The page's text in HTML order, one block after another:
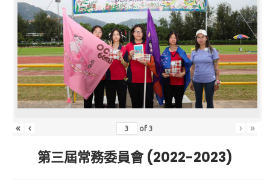
« ‹ of3 › »
第三屆常務委員會 (2022-2023)